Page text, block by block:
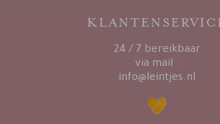
24 / 7 bereikbaar
via mail :
info@leintjes.nl